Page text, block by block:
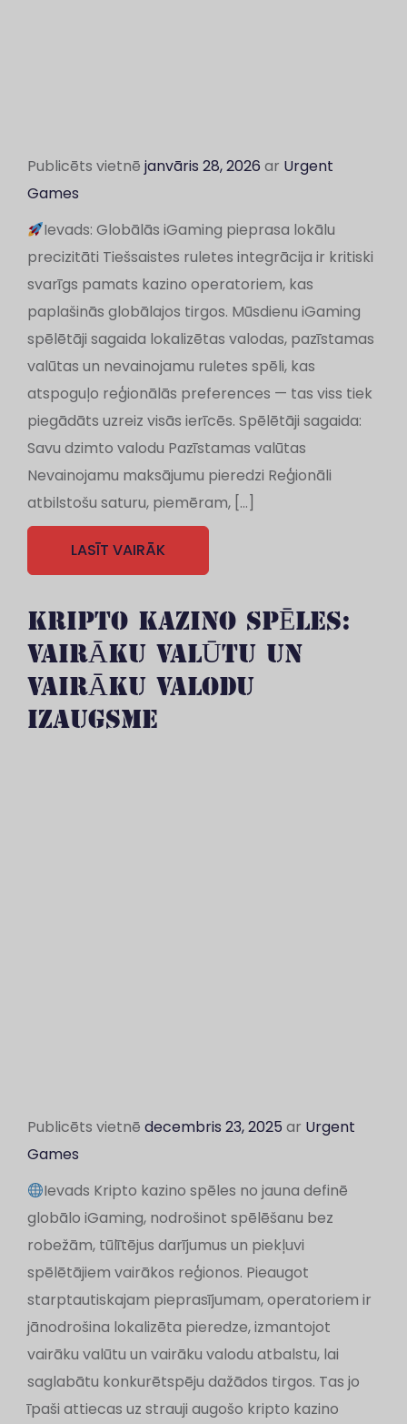
Publicēts vietnē janvāris 28, 2026 ar Urgent
Games
Ievads: Globālās iGaming pieprasa lokālu
precizitāti Tiešsaistes ruletes integrācija ir kritiski
svarīgs pamats kazino operatoriem, kas
paplašinās globālajos tirgos. Mūsdienu iGaming
spēlētāji sagaida lokalizētas valodas, pazīstamas
valūtas un nevainojamu ruletes spēli, kas
atspoguļo reģionālās preferences — tas viss tiek
piegādāts uzreiz visās ierīcēs. Spēlētāji sagaida:
Savu dzimto valodu Pazīstamas valūtas
Nevainojamu maksājumu pieredzi Reģionāli
atbilstošu saturu, piemēram, […]
LASĪT VAIRĀK
KRIPTO KAZINO SPĒLES:
VAIRĀKU VALŪTU UN
VAIRĀKU VALODU
IZAUGSME
Publicēts vietnē decembris 23, 2025 ar Urgent
Games
Ievads Kripto kazino spēles no jauna definē
globālo iGaming, nodrošinot spēlēšanu bez
robežām, tūlītējus darījumus un piekļuvi
spēlētājiem vairākos reģionos. Pieaugot
starptautiskajam pieprasījumam, operatoriem ir
jānodrošina lokalizēta pieredze, izmantojot
vairāku valūtu un vairāku valodu atbalstu, lai
saglabātu konkurētspēju dažādos tirgos. Tas jo
īpaši attiecas uz strauji augošo kripto kazino